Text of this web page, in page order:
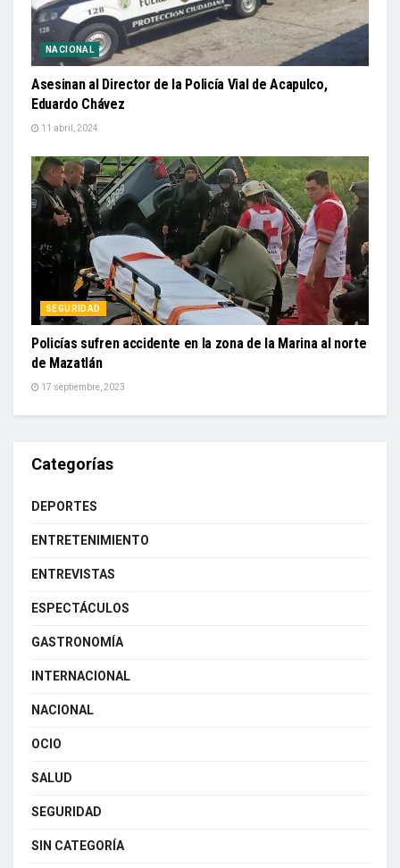
NACIONAL
Asesinan al Director de la Policía Vial de Acapulco,
Eduardo Chávez
11 abril, 2024
SEGURIDAD
Policías sufren accidente en la zona de la Marina al norte
de Mazatlán
17 septiembre, 2023
Categorías
DEPORTES
ENTRETENIMIENTO
ENTREVISTAS
ESPECTÁCULOS
GASTRONOMÍA
INTERNACIONAL
NACIONAL
OCIO
SALUD
SEGURIDAD
SIN CATEGORÍA